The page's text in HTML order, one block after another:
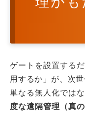
ゲートを設置する
用するか」が、次
単なる無人化ではな
度な遠隔管理（真の